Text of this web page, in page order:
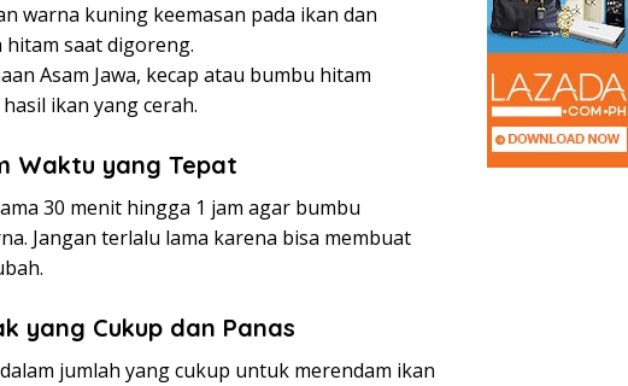
warna kuning keemasan pada ikan dan
hitam saat digoreng.
Asam Jawa, kecap atau bumbu hitam
ikan yang cerah.
Waktu yang Tepat
30 menit hingga 1 jam agar bumbu
Jangan terlalu lama karena bisa membuat
yang Cukup dan Panas
jumlah yang cukup untuk merendam ikan